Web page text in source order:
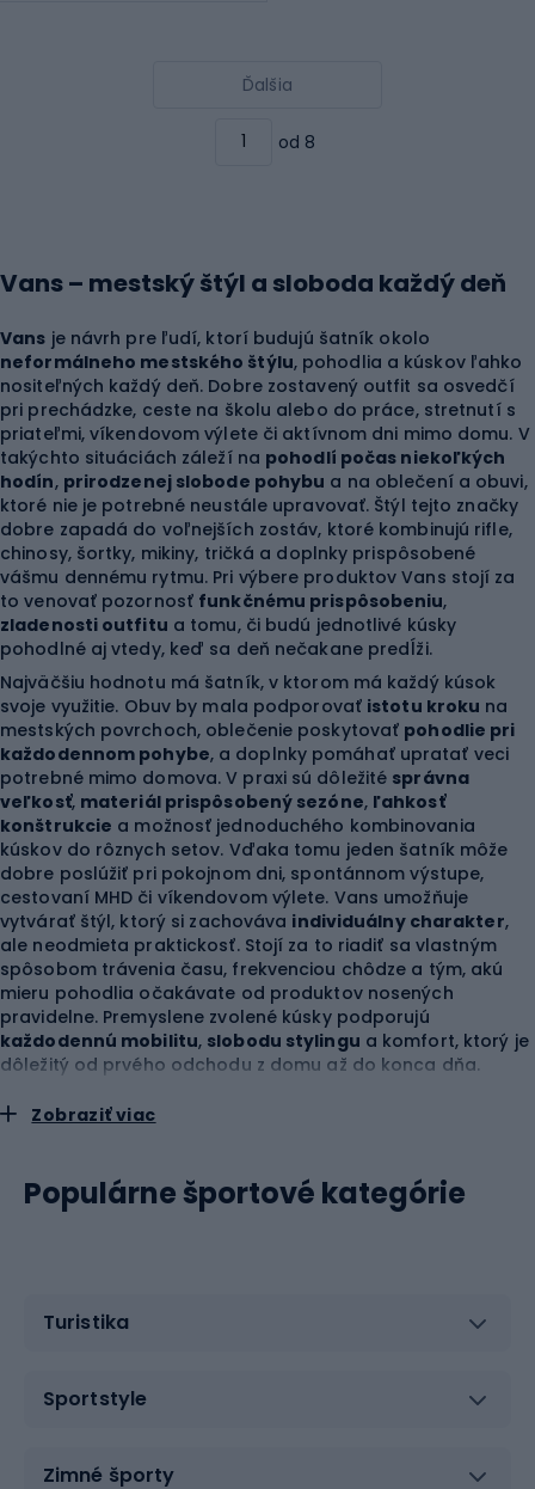
Ďalšia
od 8
Vans – mestský štýl a sloboda každý deň
Vans je návrh pre ľudí, ktorí budujú šatník okolo
neformálneho mestského štýlu, pohodlia a kúskov ľahko
nositeľných každý deň. Dobre zostavený outfit sa osvedčí
pri prechádzke, ceste na školu alebo do práce, stretnutí s
priateľmi, víkendovom výlete či aktívnom dni mimo domu. V
takýchto situáciách záleží na pohodlí počas niekoľkých
hodín, prirodzenej slobode pohybu a na oblečení a obuvi,
ktoré nie je potrebné neustále upravovať. Štýl tejto značky
dobre zapadá do voľnejších zostáv, ktoré kombinujú rifle,
chinosy, šortky, mikiny, tričká a doplnky prispôsobené
vášmu dennému rytmu. Pri výbere produktov Vans stojí za
to venovať pozornosť funkčnému prispôsobeniu,
zladenosti outfitu a tomu, či budú jednotlivé kúsky
pohodlné aj vtedy, keď sa deň nečakane predĺži.
Najväčšiu hodnotu má šatník, v ktorom má každý kúsok
svoje využitie. Obuv by mala podporovať istotu kroku na
mestských povrchoch, oblečenie poskytovať pohodlie pri
každodennom pohybe, a doplnky pomáhať upratať veci
potrebné mimo domova. V praxi sú dôležité správna
veľkosť, materiál prispôsobený sezóne, ľahkosť
konštrukcie a možnosť jednoduchého kombinovania
kúskov do rôznych setov. Vďaka tomu jeden šatník môže
dobre poslúžiť pri pokojnom dni, spontánnom výstupe,
cestovaní MHD či víkendovom výlete. Vans umožňuje
vytvárať štýl, ktorý si zachováva individuálny charakter,
ale neodmieta praktickosť. Stojí za to riadiť sa vlastným
spôsobom trávenia času, frekvenciou chôdze a tým, akú
mieru pohodlia očakávate od produktov nosených
pravidelne. Premyslene zvolené kúsky podporujú
každodennú mobilitu, slobodu stylingu a komfort, ktorý je
dôležitý od prvého odchodu z domu až do konca dňa.
Obuv Vans pre každodenné outfity a
Obuv Vans by ste mali vyberať nielen podľa štýlu
obliekania, ale aj podľa toho, koľko času trávite v pohybe a
nespôsobuje nepohodlie pri dlhodobom nosení. Dobre
päty alebo priehlavku. Stojí za to venovať pozornosť výške
zvršku, spôsobu viazania, pružnosti prednej časti a profilu
dlhom dni mimo domu.
Zobraziť viac
Populárne športové kategórie
Turistika
Sportstyle
Zimné športy